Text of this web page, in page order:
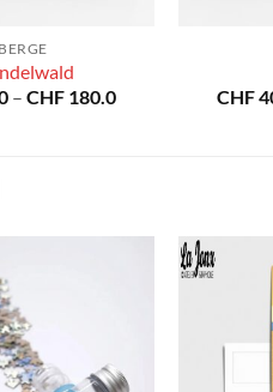
BERGE
– CHF 180.0Preisspanne:CHF